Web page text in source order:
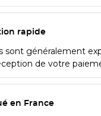
rapide
sont généralement
de votre
en France